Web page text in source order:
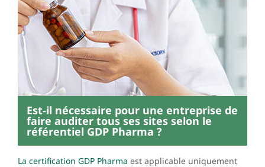
Est-il nécessaire pour une entreprise de
faire auditer tous ses sites selon le
référentiel GDP Pharma ?
La certification GDP Pharma est applicable uniquement